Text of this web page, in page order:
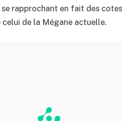
rapprochant en fait des cotes
de la Mégane actuelle.